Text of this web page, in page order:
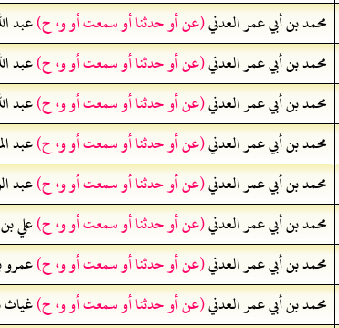
محمد بن أبي عمر العدني(عن أو حدثنا أو سمعت أو و، ح)عبد
محمد بن أبي عمر العدني(عن أو حدثنا أو سمعت أو و، ح)عبد
محمد بن أبي عمر العدني(عن أو حدثنا أو سمعت أو و، ح)عبد
محمد بن أبي عمر العدني(عن أو حدثنا أو سمعت أو و، ح)عبد
محمد بن أبي عمر العدني(عن أو حدثنا أو سمعت أو و، ح)عبد
محمد بن أبي عمر العدني(عن أو حدثنا أو سمعت أو و، ح)علي
محمد بن أبي عمر العدني(عن أو حدثنا أو سمعت أو و، ح)عمرو
محمد بن أبي عمر العدني(عن أو حدثنا أو سمعت أو و، ح)غياث